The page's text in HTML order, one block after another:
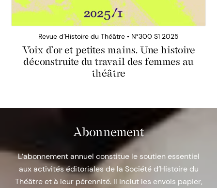
Revue d’Histoire du Théâtre • N°300 S1 2025
Voix d’or et petites mains. Une histoire
déconstruite du travail des femmes au
théâtre
Abonnement
L’abonnement annuel constitue le soutien essentiel
aux activités éditoriales de la Société d’Histoire du
Théâtre et à leur pérennité. Il inclut les envois papier,